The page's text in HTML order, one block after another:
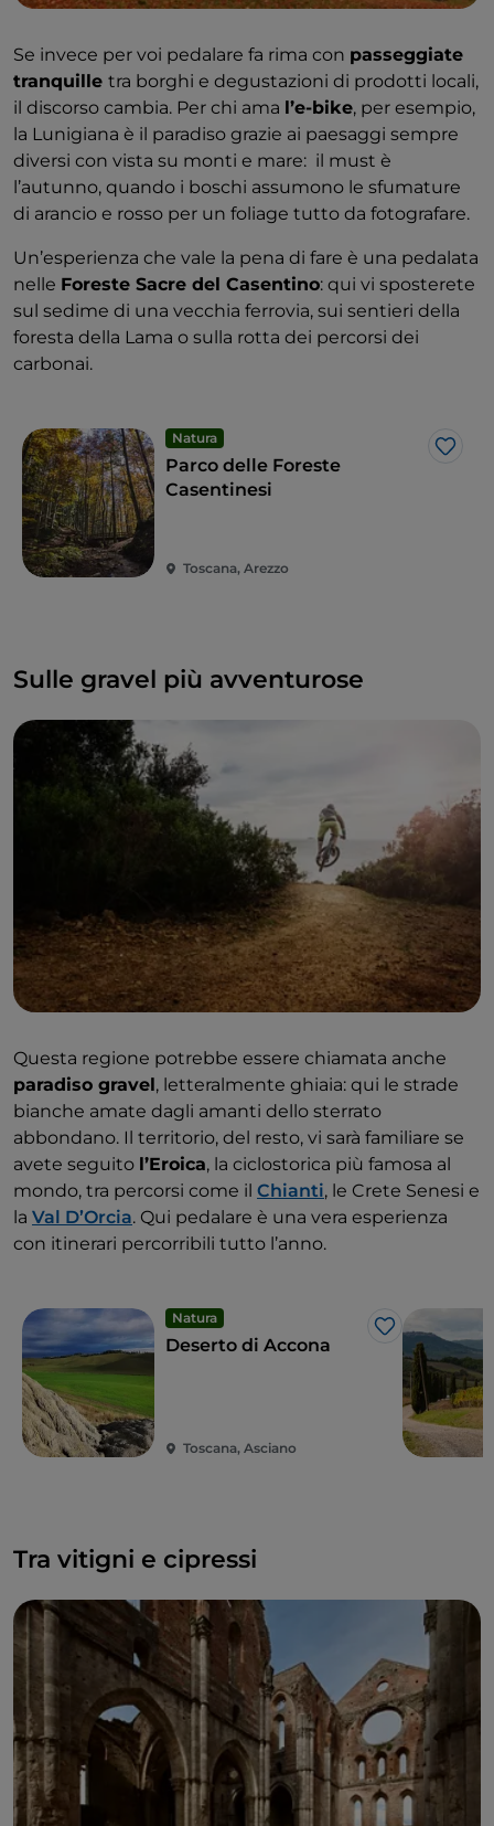
Se invece per voi pedalare fa rima con passeggiate
tranquille tra borghi e degustazioni di prodotti locali,
il discorso cambia. Per chi ama l’e-bike, per esempio,
la Lunigiana è il paradiso grazie ai paesaggi sempre
diversi con vista su monti e mare: il must è
l’autunno, quando i boschi assumono le sfumature
di arancio e rosso per un foliage tutto da fotografare.
Un’esperienza che vale la pena di fare è una pedalata
nelle Foreste Sacre del Casentino: qui vi sposterete
sul sedime di una vecchia ferrovia, sui sentieri della
foresta della Lama o sulla rotta dei percorsi dei
carbonai.
Natura
Like
Parco delle Foreste
Casentinesi
Toscana, Arezzo
Sulle gravel più avventurose
Questa regione potrebbe essere chiamata anche
paradiso gravel , letteralmente ghiaia: qui le strade
bianche amate dagli amanti dello sterrato
abbondano. Il territorio, del resto, vi sarà familiare se
avete seguito l’Eroica, la ciclostorica più famosa al
mondo, tra percorsi come il Chianti, le Crete Senesi e
la Val D’Orcia. Qui pedalare è una vera esperienza
con itinerari percorribili tutto l’anno.
Natura
Like
Deserto di Accona
Toscana, Asciano
Tra vitigni e cipressi